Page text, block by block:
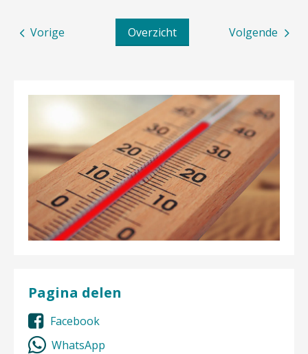
Volgende
Overzicht
Vorige
Pagina delen
Facebook
WhatsApp